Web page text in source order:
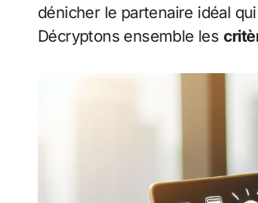
dénicher le partenaire idéal
Décryptons ensemble les